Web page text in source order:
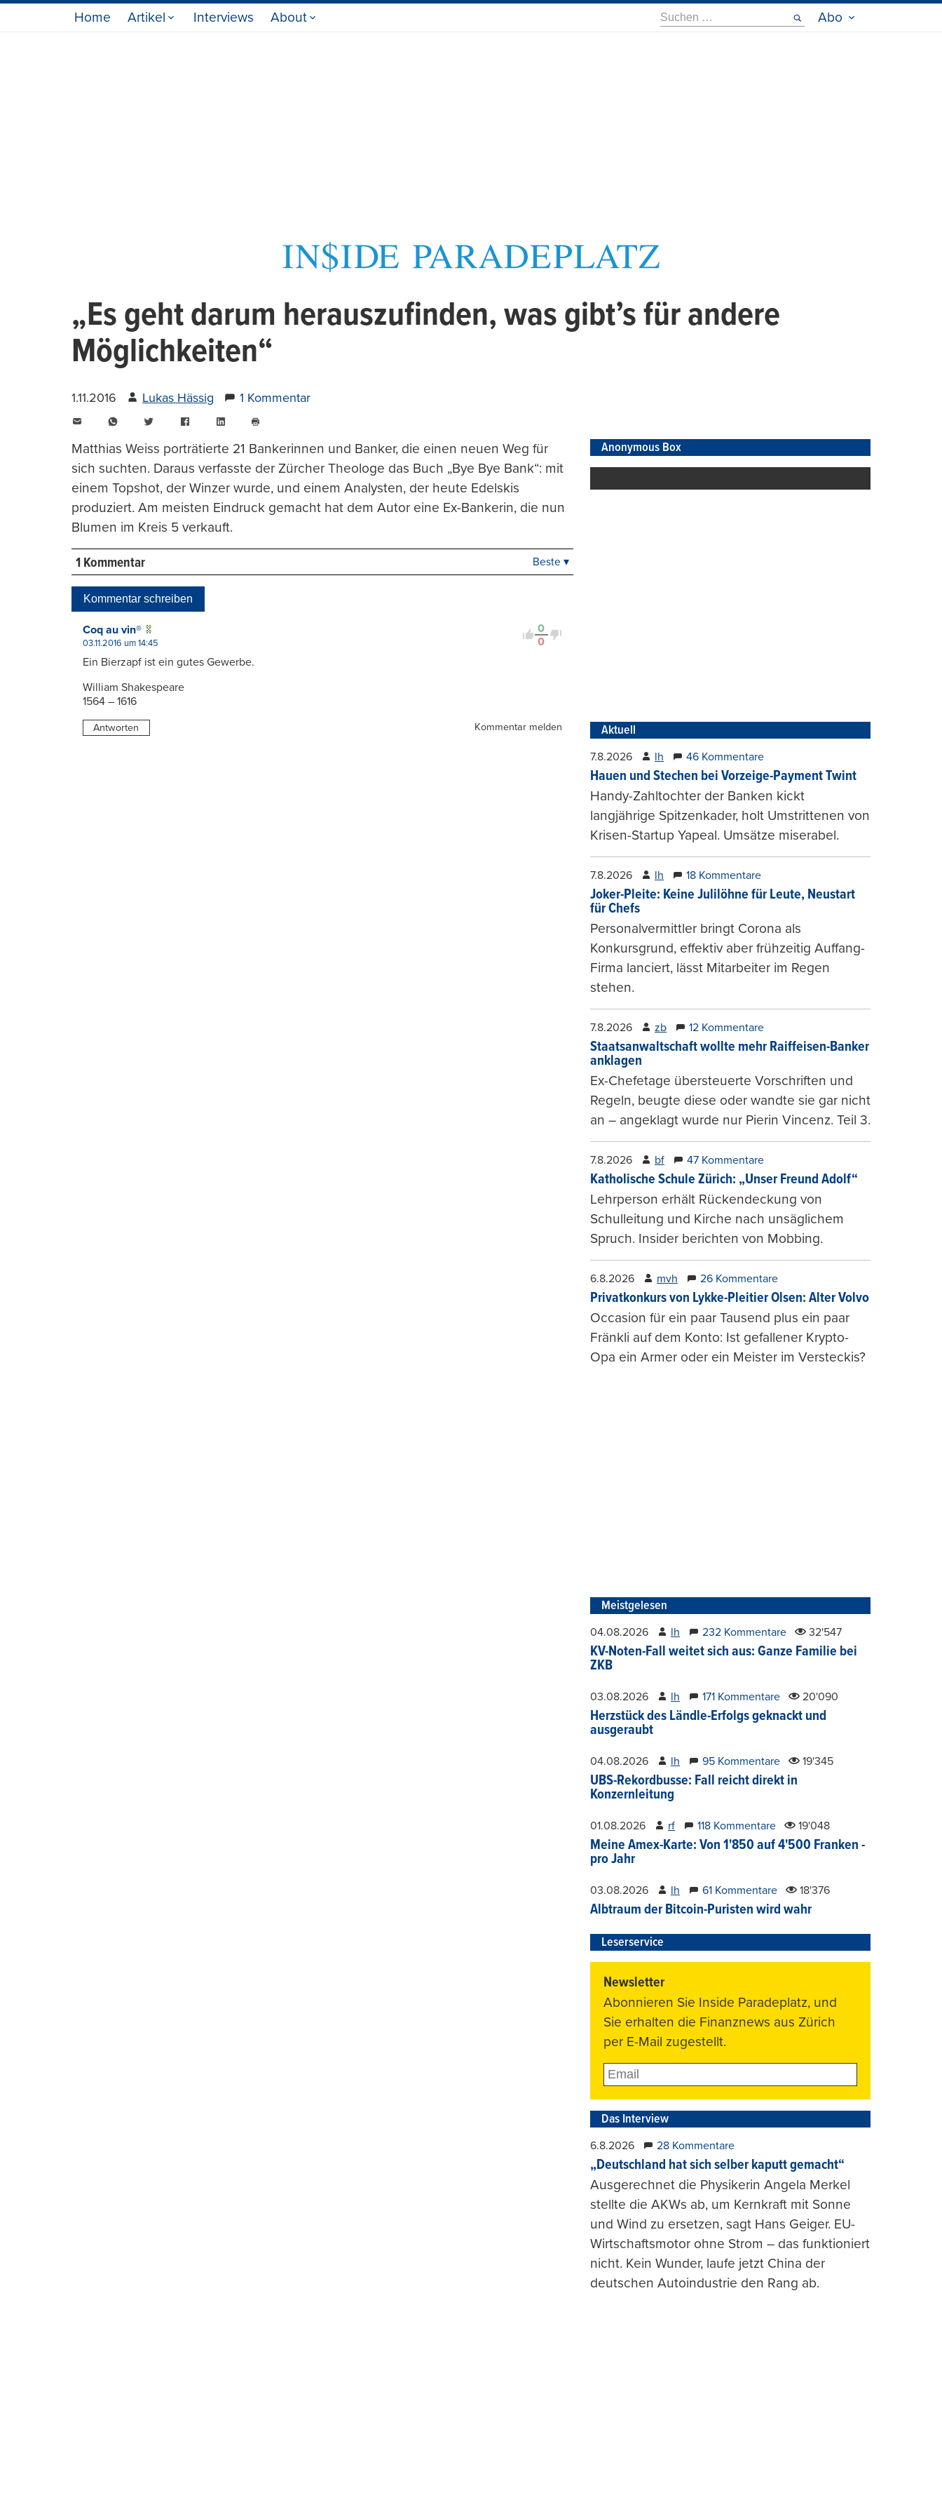
Home Artikel Interviews About
Suche
nach:
Abo
„Es geht darum herauszufinden, was gibt’s für andere
Möglichkeiten“
1.11.2016 Lukas Hässig 1 Kommentar
WhatsAppTwitter FacebookLinkedIn
drucken
Matthias Weiss porträtierte 21 Bankerinnen und Banker, die einen neuen Weg für
sich suchten. Daraus verfasste der Zürcher Theologe das Buch „Bye Bye Bank“: mit
einem Topshot, der Winzer wurde, und einem Analysten, der heute Edelskis
produziert. Am meisten Eindruck gemacht hat dem Autor eine Ex-Bankerin, die nun
Blumen im Kreis 5 verkauft.
1 Kommentar Beste ▾
Kommentar schreiben
0
0
Coq au vin®
03.11.2016 um 14:45
Ein Bierzapf ist ein gutes Gewerbe.
William Shakespeare
1564 – 1616
Antworten Kommentar melden
Anonymous Box
Aktuell
7.8.2026 lh 46 Kommentare
Hauen und Stechen bei Vorzeige-Payment Twint
Handy-Zahltochter der Banken kickt
langjährige Spitzenkader, holt Umstrittenen von
Krisen-Startup Yapeal. Umsätze miserabel.
7.8.2026 lh 18 Kommentare
Joker-Pleite: Keine Julilöhne für Leute, Neustart
für Chefs
Personalvermittler bringt Corona als
Konkursgrund, effektiv aber frühzeitig Auffang-
Firma lanciert, lässt Mitarbeiter im Regen
stehen.
7.8.2026 zb 12 Kommentare
Staatsanwaltschaft wollte mehr Raiffeisen-Banker
anklagen
Ex-Chefetage übersteuerte Vorschriften und
Regeln, beugte diese oder wandte sie gar nicht
an – angeklagt wurde nur Pierin Vincenz. Teil 3.
7.8.2026 bf 47 Kommentare
Katholische Schule Zürich: „Unser Freund Adolf“
Lehrperson erhält Rückendeckung von
Schulleitung und Kirche nach unsäglichem
Spruch. Insider berichten von Mobbing.
6.8.2026 mvh 26 Kommentare
Privatkonkurs von Lykke-Pleitier Olsen: Alter Volvo
Occasion für ein paar Tausend plus ein paar
Fränkli auf dem Konto: Ist gefallener Krypto-
Opa ein Armer oder ein Meister im Versteckis?
Meistgelesen
04.08.2026 lh 232 Kommentare 32'547
KV-Noten-Fall weitet sich aus: Ganze Familie bei
ZKB
03.08.2026 lh 171 Kommentare 20'090
Herzstück des Ländle-Erfolgs geknackt und
ausgeraubt
04.08.2026 lh 95 Kommentare 19'345
UBS-Rekordbusse: Fall reicht direkt in
Konzernleitung
01.08.2026 rf 118 Kommentare 19'048
Meine Amex-Karte: Von 1'850 auf 4'500 Franken -
pro Jahr
03.08.2026 lh 61 Kommentare 18'376
Albtraum der Bitcoin-Puristen wird wahr
Leserservice
Newsletter
Abonnieren Sie Inside Paradeplatz, und
Sie erhalten die Finanznews aus Zürich
per E-Mail zugestellt.
Das Interview
6.8.2026 28 Kommentare
„Deutschland hat sich selber kaputt gemacht“
Ausgerechnet die Physikerin Angela Merkel
stellte die AKWs ab, um Kernkraft mit Sonne
und Wind zu ersetzen, sagt Hans Geiger. EU-
Wirtschaftsmotor ohne Strom – das funktioniert
nicht. Kein Wunder, laufe jetzt China der
deutschen Autoindustrie den Rang ab.